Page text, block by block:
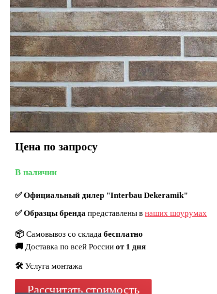
Цена по запросу
В наличии
✅Официальный дилер "Interbau Dekeramik"
✅Образцы брендапредставлены в наших шоурумах
📦 Самовывоз со склада бесплатно
🚚 Доставка по всей России от 1 дня
🛠️ Услуга монтажа
Рассчитать стоимость